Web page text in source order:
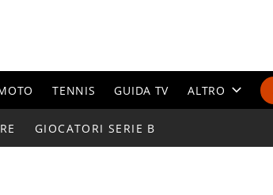
TENNIS GUIDA TV ALTRO
GIOCATORI SERIE B